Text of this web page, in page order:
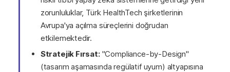
zorunluluklar, Türk HealthTech şirketlerinin
Avrupa'ya açılma süreçlerini doğrudan
etkilemektedir.
Stratejik Fırsat:"Compliance-by-Design"
(tasarım aşamasında regülatif uyum) altyapısına